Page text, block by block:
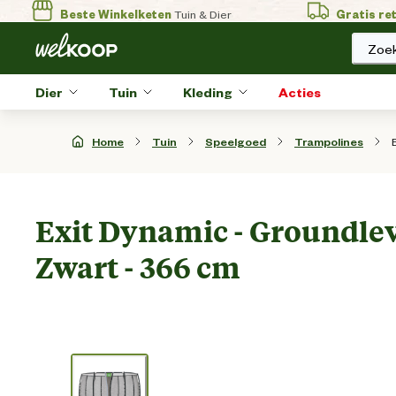
Beste WinkelketenTuin & Dier Gratis
Dier Tuin Kleding Acties
Home Tuin Speelgoed Trampolines
Exit Dynamic -
Zwart - 366 cm